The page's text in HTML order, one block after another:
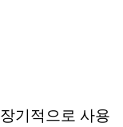
장기적으로 사용